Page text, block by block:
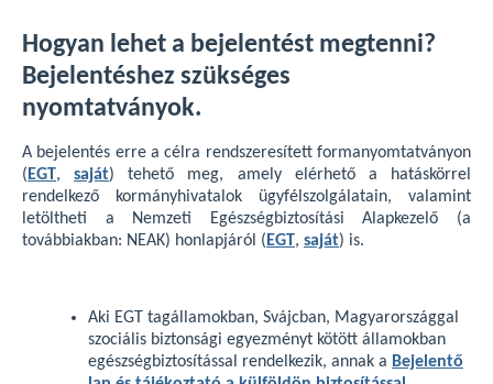
Hogyan lehet a bejelentést megtenni?
Bejelentéshez szükséges
nyomtatványok.
A bejelentés erre a célra rendszeresített formanyomtatványon
( EGT,saját) tehető meg, amely elérhető a hatáskörrel
rendelkező kormányhivatalok ügyfélszolgálatain, valamint
letöltheti a Nemzeti Egészségbiztosítási Alapkezelő (a
továbbiakban: NEAK) honlapjáról ( EGT, saját) is.
Aki EGT tagállamokban, Svájcban, Magyarországgal
szociális biztonsági egyezményt kötött államokban
egészségbiztosítással rendelkezik, annak a Bejelentő